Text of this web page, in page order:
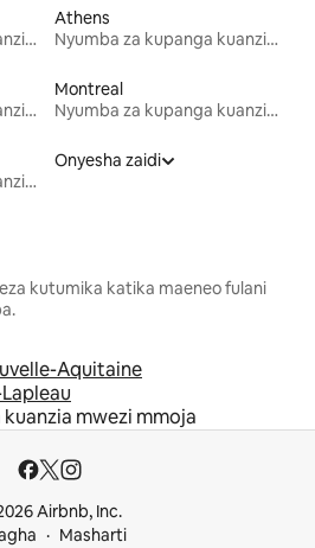
Nyumba za kupanga kuanzia mwezi mmoja
Athens
Nyumba za kupanga kuanzia mwezi mmoja
Nyumba za kupanga kuanzia mwezi mmoja
Montreal
Nyumba za kupanga kuanzia mwezi mmoja
Nyumba za kupanga kuanzia mwezi mmoja
Onyesha zaidi
kutumika katika maeneo fulani
Aquitaine
mwezi mmoja
Airbnb, Inc.
Masharti